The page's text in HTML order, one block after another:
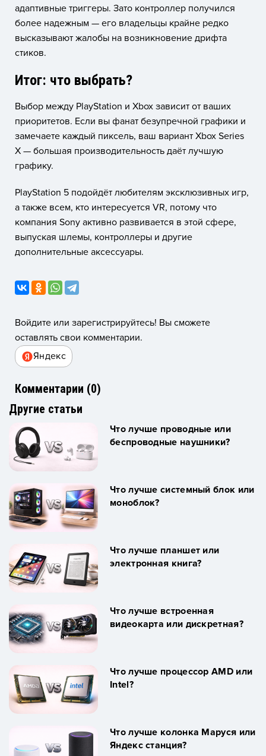
адаптивные триггеры. Зато контроллер получился
более надежным — его владельцы крайне редко
высказывают жалобы на возникновение дрифта
стиков.
Итог: что выбрать?
Выбор между PlayStation и Xbox зависит от ваших
приоритетов. Если вы фанат безупречной графики и
замечаете каждый пиксель, ваш вариант Xbox Series
X — большая производительность даёт лучшую
графику.
PlayStation 5 подойдёт любителям эксклюзивных игр,
а также всем, кто интересуется VR, потому что
компания Sony активно развивается в этой сфере,
выпуская шлемы, контроллеры и другие
дополнительные аксессуары.
Войдите или зарегистрируйтесь! Вы сможете
оставлять свои комментарии.
Яндекс
Комментарии (0)
Другие статьи
Что лучше проводные или
беспроводные наушники?
Что лучше системный блок или
моноблок?
Что лучше планшет или
электронная книга?
Что лучше встроенная
видеокарта или дискретная?
Что лучше процессор AMD или
Intel?
Что лучше колонка Маруся или
Яндекс станция?